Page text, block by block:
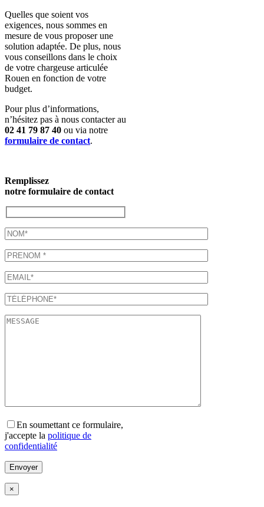
Quelles que soient vos
exigences, nous sommes en
mesure de vous proposer une
solution adaptée. De plus, nous
vous conseillons dans le choix
de votre chargeuse articulée
Rouen en fonction de votre
budget.
Pour plus d’informations,
n’hésitez pas à nous contacter au
02 41 79 87 40 ou via notre
formulaire de contact.
Remplissez
notre formulaire de contact
En soumettant ce formulaire,
j'accepte la politique de
confidentialité
×